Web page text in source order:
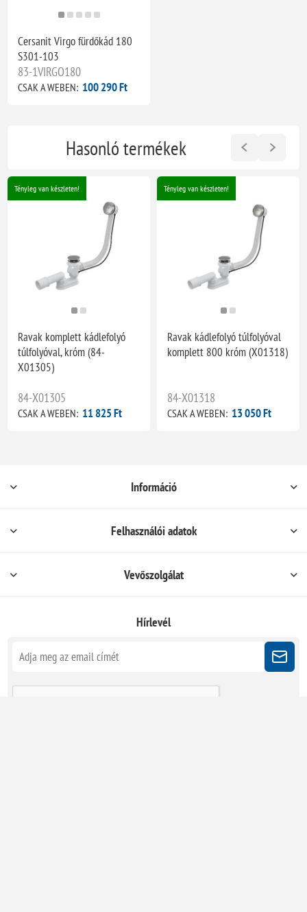
Cersanit Virgo fürdőkád 180
S301-103
83-1VIRGO180
CSAK A WEBEN: 100 290 Ft
Hasonló termékek
Tényleg van készleten!
Ravak komplett kádlefolyó
túlfolyóval, króm (84-
X01305)
84-X01305
CSAK A WEBEN: 11 825 Ft
Tényleg van készleten!
Ravak kádlefolyó túlfolyóval
komplett 800 króm (X01318)
84-X01318
CSAK A WEBEN: 13 050 Ft
Információ
Felhasználói adatok
Vevőszolgálat
Hírlevél